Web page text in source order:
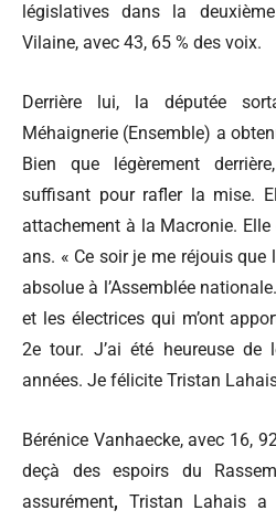
législatives dans la
Vilaine, avec 43, 65 % des voix.
Derrière lui, la députée
Méhaignerie (Ensemble) a
Bien que légèrement
suffisant pour rafler la mise.
attachement à la Macronie.
ans. « Ce soir je me réjouis que
absolue à l’Assemblée
et les électrices qui m’ont
2e tour. J’ai été heureuse
années. Je félicite Tristan
Bérénice Vanhaecke, avec 16,
deçà des espoirs du
assurément, Tristan Lahais a